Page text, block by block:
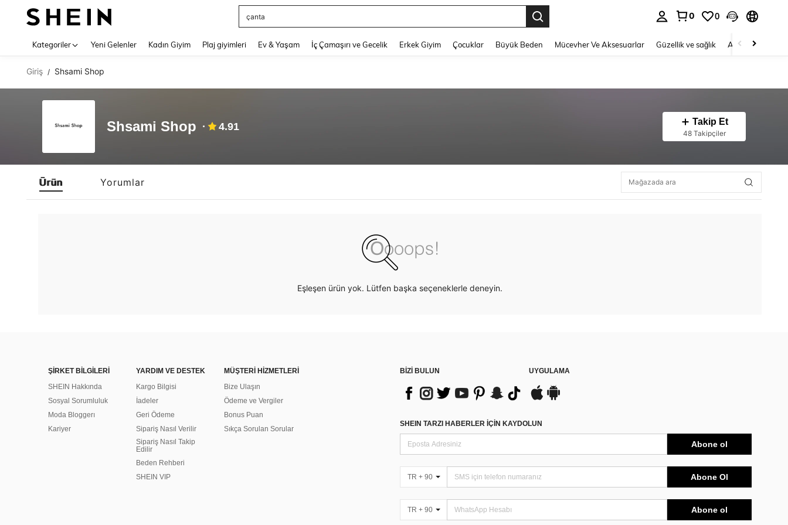
çanta
0 0
Kategoriler Yeni Gelenler Kadın Giyim Plaj giyimleri Ev & Yaşam İç Çamaşırı ve Gecelik Erkek Giyim Çocuklar Büyük Beden Mücevher Ve Aksesuarlar Güzellik ve sağlık Ayakkabı
Giriş / Shsami Shop
Shsami Shop 4.91 Takip Et
48 Takipçiler
Ürün Yorumlar
Eşleşen ürün yok. Lütfen başka seçeneklerle deneyin.
ŞİRKET BİLGİLERİ
SHEIN Hakkında
Sosyal Sorumluluk
Moda Bloggerı
Kariyer
YARDIM VE DESTEK
Kargo Bilgisi
İadeler
Geri Ödeme
Sipariş Nasıl Verilir
Sipariş Nasıl Takip
Edilir
Beden Rehberi
SHEIN VIP
MÜŞTERİ HİZMETLERİ
Bize Ulaşın
Ödeme ve Vergiler
Bonus Puan
Sıkça Sorulan Sorular
BİZİ BULUN UYGULAMA
SHEIN TARZI HABERLER IÇIN KAYDOLUN
Abone ol
TR + 90 Abone Ol
TR + 90 Abone ol